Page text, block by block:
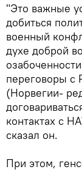
"Это важные
добиться
военный
духе доброй
переговоры с
(Норвегии-
контактах с
сказал он.
При этом,